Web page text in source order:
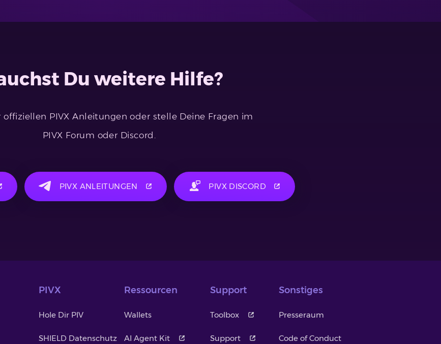
Du weitere Hilfe?
offiziellen PIVX Anleitungen oder stelle Deine Fragen im
PIVX Forum oder Discord.
PIVX ANLEITUNGEN PIVX DISCORD
PIVX
Hole Dir PIV
SHIELD Datenschutz
Ressourcen
Wallets
AI Agent Kit
Support
Toolbox
Support
Sonstiges
Presseraum
Code of Conduct